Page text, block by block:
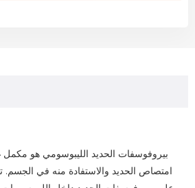
بيروفوسفات الحديد الليبوسومي هو
امتصاص الحديد والاستفادة منه في الجسم.